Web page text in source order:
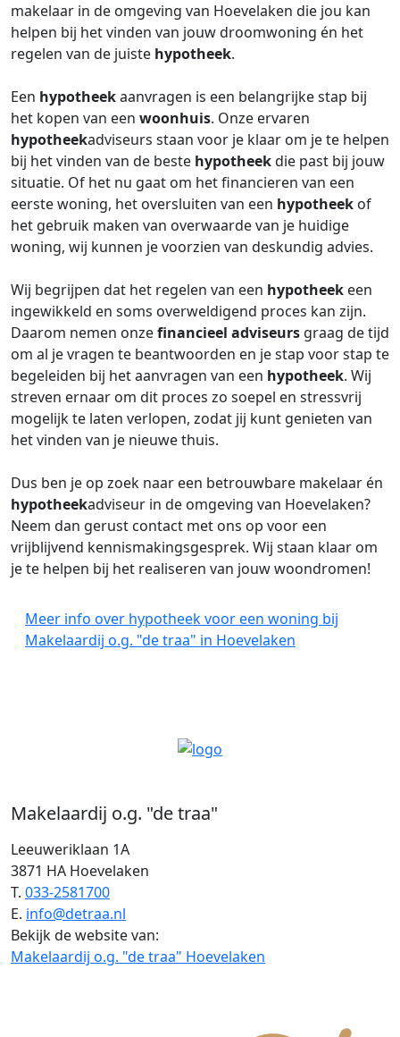
Makelaardij o.g. "de traa"
Leeuweriklaan 1A
3871 HA Hoevelaken
T. 033-2581700
E. info@detraa.nl
Bekijk de website van:
Makelaardij o.g. "de traa" Hoevelaken
makelaar in de omgeving van Hoevelaken die jou kan
helpen bij het vinden van jouw droomwoning én het
regelen van de juiste hypotheek.
Een hypotheekaanvragen is een belangrijke stap bij
het kopen van een woonhuis. Onze ervaren
hypotheekadviseurs staan voor je klaar om je te helpen
bij het vinden van de beste hypotheekdie past bij jouw
situatie. Of het nu gaat om het financieren van een
eerste woning, het oversluiten van een hypotheek of
het gebruik maken van overwaarde van je huidige
woning, wij kunnen je voorzien van deskundig advies.
Wij begrijpen dat het regelen van een hypotheek een
ingewikkeld en soms overweldigend proces kan zijn.
Daarom nemen onzefinancieel adviseurs graag de tijd
om al je vragen te beantwoorden en je stap voor stap te
begeleiden bij het aanvragen van een hypotheek. Wij
streven ernaar om dit proces zo soepel en stressvrij
mogelijk te laten verlopen, zodat jij kunt genieten van
het vinden van je nieuwe thuis.
Dus ben je op zoek naar een betrouwbare makelaar én
hypotheekadviseur in de omgeving van Hoevelaken?
Neem dan gerust contact met ons op voor een
vrijblijvend kennismakingsgesprek. Wij staan klaar om
je te helpen bij het realiseren van jouw woondromen!
Meer info over hypotheek voor een woning bij
Makelaardij o.g. "de traa" in Hoevelaken